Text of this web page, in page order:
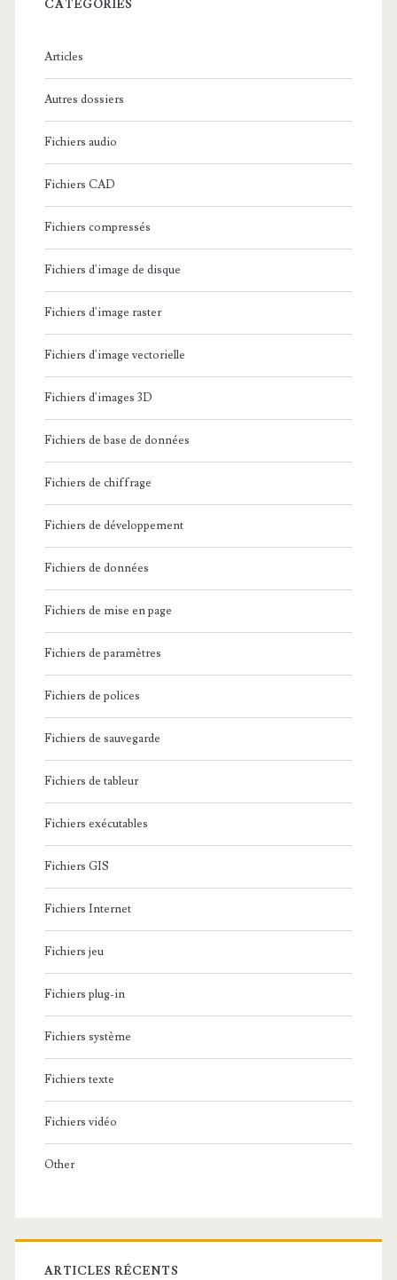
:
CATÉGORIES
Articles
Autres dossiers
Fichiers audio
Fichiers CAD
Fichiers compressés
Fichiers d'image de disque
Fichiers d'image raster
Fichiers d'image vectorielle
Fichiers d'images 3D
Fichiers de base de données
Fichiers de chiffrage
Fichiers de développement
Fichiers de données
Fichiers de mise en page
Fichiers de paramètres
Fichiers de polices
Fichiers de sauvegarde
Fichiers de tableur
Fichiers exécutables
Fichiers GIS
Fichiers Internet
Fichiers jeu
Fichiers plug-in
Fichiers système
Fichiers texte
Fichiers vidéo
Other
ARTICLES RÉCENTS